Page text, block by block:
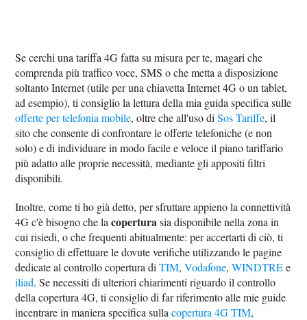
Se cerchi una tariffa 4G fatta su misura per te, magari che
comprenda più traffico voce, SMS o che metta a disposizione
soltanto Internet (utile per una chiavetta Internet 4G o un tablet,
ad esempio), ti consiglio la lettura della mia guida specifica sulle
offerte per telefonia mobile, oltre che all'uso diSos Tariffe, il
sito che consente di confrontare le offerte telefoniche (e non
solo) e di individuare in modo facile e veloce il piano tariffario
più adatto alle proprie necessità, mediante gli appositi filtri
disponibili.
Inoltre, come ti ho già detto, per sfruttare appieno la connettività
4G c'è bisogno che lacoperturasia disponibile nella zona in
cui risiedi, o che frequenti abitualmente: per accertarti di ciò, ti
consiglio di effettuare le dovute verifiche utilizzando le pagine
dedicate al controllo copertura diTIM,Vodafone,WINDTREe
iliad. Se necessiti di ulteriori chiarimenti riguardo il controllo
della copertura 4G, ti consiglio di far riferimento alle mie guide
incentrare in maniera specifica sullacopertura 4G TIM,